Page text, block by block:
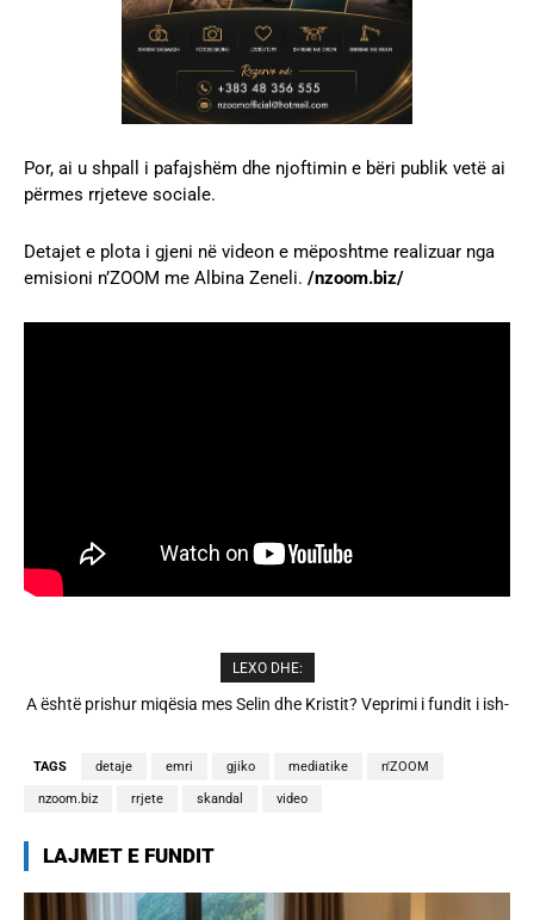
Por, ai u shpall i pafajshëm dhe njoftimin e bëri publik vetë ai
përmes rrjeteve sociale.
Detajet e plota i gjeni në videon e mëposhtme realizuar nga
emisioni n’ZOOM me Albina Zeneli. /nzoom.biz/
LEXO DHE:
Apple do të sjellë funksionin “copy-paste” mes iPhone dhe
TAGS detaje emri gjiko mediatike n'ZOOM
nzoom.biz rrjete skandal video
LAJMET E FUNDIT